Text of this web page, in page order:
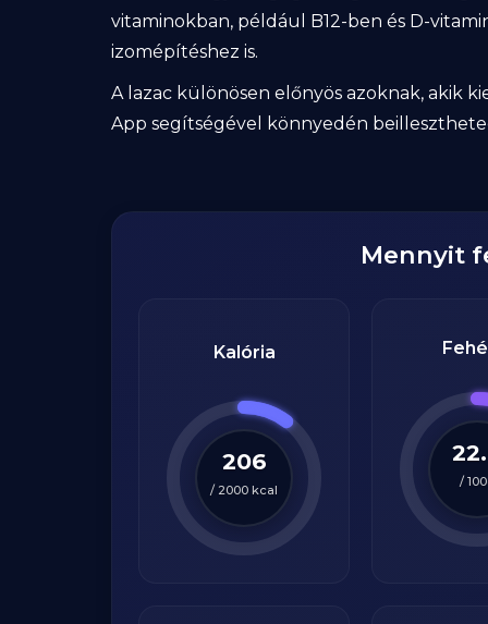
vitaminokban, például B12-ben és D-
izomépítéshez is.
A lazac különösen előnyös azoknak, akik
App segítségével könnyedén
Mennyit
Kalória
206
/ 2000 kcal
/100